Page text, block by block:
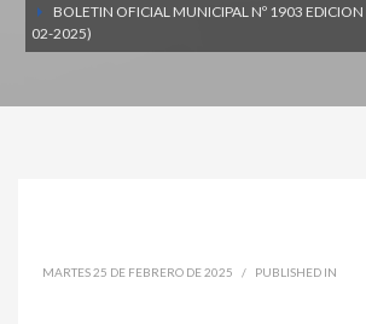
BOLETIN OFICIAL MUNICIPAL Nº 1903
02-2025)
MARTES 25 DE FEBRERO DE 2025 / PUBLISHED IN